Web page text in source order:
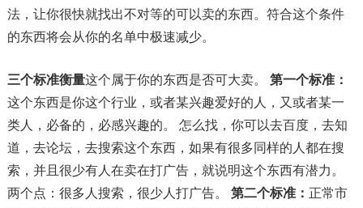
法，让你很快就找出不对等的可以卖的东西。符合这个条件
的东西将会从你的名单中极速减少。
三个标准衡量这个属于你的东西是否可大卖。 第一个标准：
这个东西是你这个行业，或者某兴趣爱好的人，又或者某一
类人，必备的，必感兴趣的。 怎么找，你可以去百度，去知
道，去论坛，去搜索这个东西，如果有很多同样的人都在搜
索，并且很少有人在卖在打广告，就说明这个东西有潜力。
两个点：很多人搜索，很少人打广告。 第二个标准： 正常市